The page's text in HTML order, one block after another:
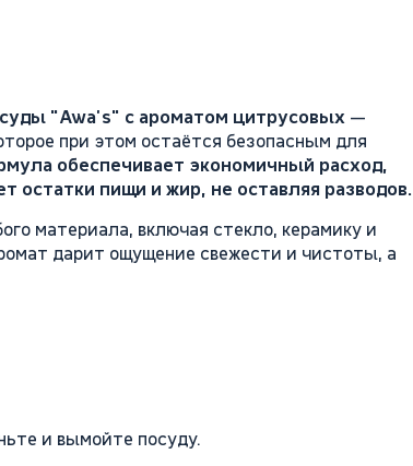
"Awa’s" с ароматом цитрусовых —
при этом остаётся безопасным для
обеспечивает экономичный расход,
остатки пищи и жир, не оставляя разводов.
материала, включая стекло, керамику и
дарит ощущение свежести и чистоты, а
и вымойте посуду.